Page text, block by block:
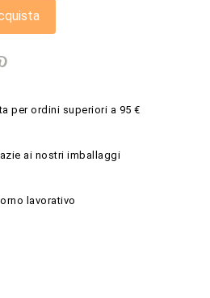
per ordini superiori a 95 €
ai nostri imballaggi
lavorativo